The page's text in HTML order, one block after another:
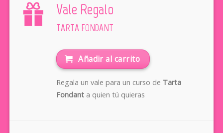
Vale Regalo
TARTA FONDANT
Añadir al carrito
Regala un vale para un curso de Tarta
Fondanta quien tú quieras